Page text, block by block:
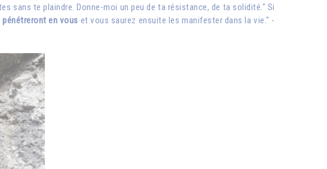
sans te plaindre. Donne-moi un peu de ta résistance, de ta solidité." Si
pénétreront en vous et vous saurez ensuite les manifester dans la vie." -